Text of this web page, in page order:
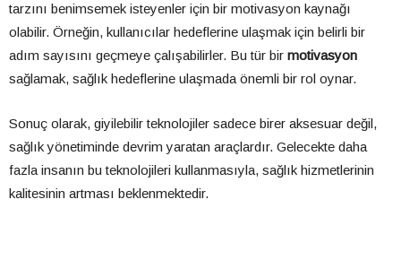
tarzını benimsemek isteyenler için bir motivasyon kaynağı
olabilir. Örneğin, kullanıcılar hedeflerine ulaşmak için belirli bir
adım sayısını geçmeye çalışabilirler. Bu tür bir motivasyon
sağlamak, sağlık hedeflerine ulaşmada önemli bir rol oynar.
Sonuç olarak, giyilebilir teknolojiler sadece birer aksesuar değil,
sağlık yönetiminde devrim yaratan araçlardır. Gelecekte daha
fazla insanın bu teknolojileri kullanmasıyla, sağlık hizmetlerinin
kalitesinin artması beklenmektedir.